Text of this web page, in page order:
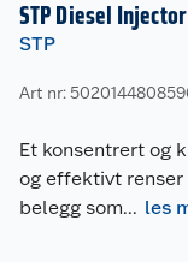
STP Diesel
STP
Art nr:
Et konsentrert og
og effektivt
belegg som... les